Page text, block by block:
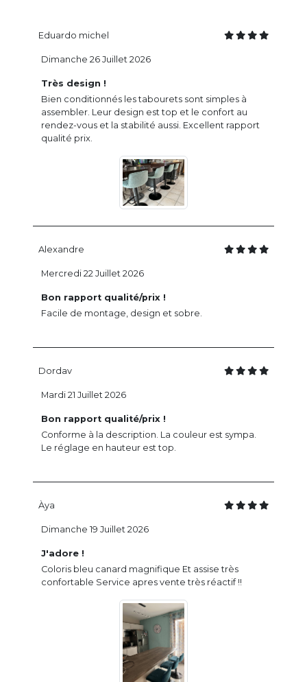
Eduardo michel
Très design !
Bien conditionnés les tabourets sont simples à
assembler. Leur design est top et le confort au
rendez-vous et la stabilité aussi. Excellent rapport
qualité prix.
Dimanche 26 Juillet 2026
Alexandre
Bon rapport qualité/prix !
Facile de montage, design et sobre.
Mercredi 22 Juillet 2026
Dordav
Bon rapport qualité/prix !
Conforme à la description. La couleur est sympa.
Le réglage en hauteur est top.
Mardi 21 Juillet 2026
Àya
J'adore !
Coloris bleu canard magnifique Et assise très
confortable Service apres vente très réactif !!
Dimanche 19 Juillet 2026